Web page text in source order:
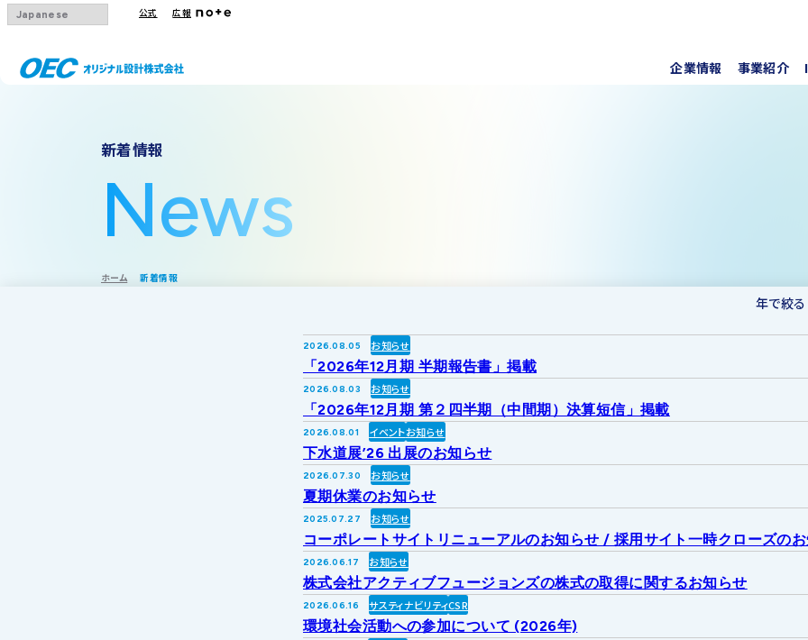
公式 広報
企業情報 事業紹介
新着情報
News
ホーム 新着情報
年で絞る
2026.08.05 お知らせ
「2026年12月期 半期報告書」掲載
2026.08.03 お知らせ
「2026年12月期 第２四半期（中間期）決算短信」掲載
2026.08.01 イベントお知らせ
下水道展’26 出展のお知らせ
2026.07.30 お知らせ
夏期休業のお知らせ
2025.07.27 お知らせ
コーポレートサイトリニューアルのお知らせ / 採用サイト一時クローズの
2026.06.17 お知らせ
株式会社アクティブフュージョンズの株式の取得に関するお知らせ
2026.06.16 サスティナビリティCSR
環境社会活動への参加について (2026年)